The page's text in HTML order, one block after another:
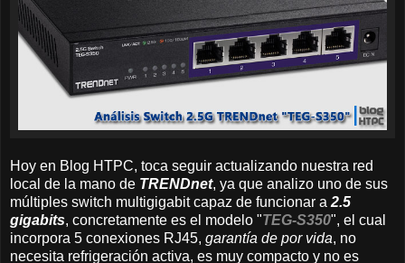
Hoy en Blog HTPC, toca seguir actualizando nuestra red
local de la mano de TRENDnet, ya que analizo uno de sus
múltiples switch multigigabit capaz de funcionar a 2.5
gigabits, concretamente es el modelo "TEG-S350", el cual
incorpora 5 conexiones RJ45, garantía de por vida, no
necesita refrigeración activa, es muy compacto y no es